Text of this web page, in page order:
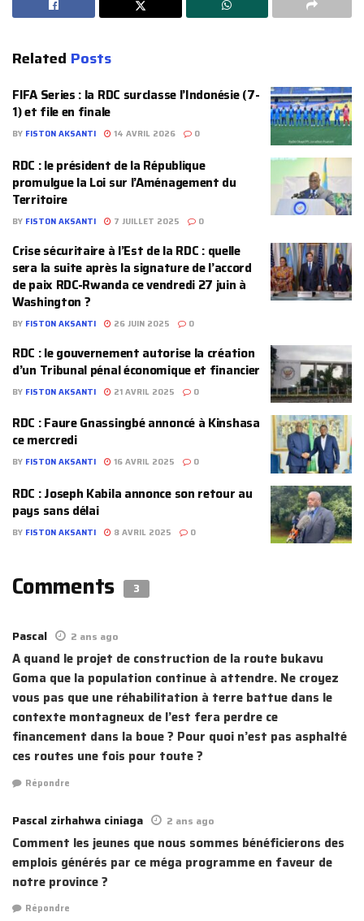
Related Posts
FIFA Series : la RDC surclasse l’Indonésie (7-
1) et file en finale
BY FISTON AKSANTI 14 AVRIL 2026 0
RDC : le président de la République
promulgue la Loi sur l’Aménagement du
Territoire
BY FISTON AKSANTI 7 JUILLET 2025 0
Crise sécuritaire à l’Est de la RDC : quelle
sera la suite après la signature de l’accord
de paix RDC-Rwanda ce vendredi 27 juin à
Washington ?
BY FISTON AKSANTI 26 JUIN 2025 0
RDC : le gouvernement autorise la création
d’un Tribunal pénal économique et financier
BY FISTON AKSANTI 21 AVRIL 2025 0
RDC : Faure Gnassingbé annoncé à Kinshasa
ce mercredi
BY FISTON AKSANTI 16 AVRIL 2025 0
RDC : Joseph Kabila annonce son retour au
pays sans délai
BY FISTON AKSANTI 8 AVRIL 2025 0
Comments 3
Pascal 2 ans ago
A quand le projet de construction de la route bukavu
Goma que la population continue à attendre. Ne croyez
vous pas que une réhabilitation à terre battue dans le
contexte montagneux de l’est fera perdre ce
financement dans la boue ? Pour quoi n’est pas asphalté
ces routes une fois pour toute ?
Répondre
Pascal zirhahwa ciniaga 2 ans ago
Comment les jeunes que nous sommes bénéficierons des
emplois générés par ce méga programme en faveur de
notre province ?
Répondre